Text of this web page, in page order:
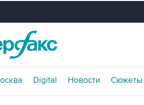
Digital Новости Сюжеты